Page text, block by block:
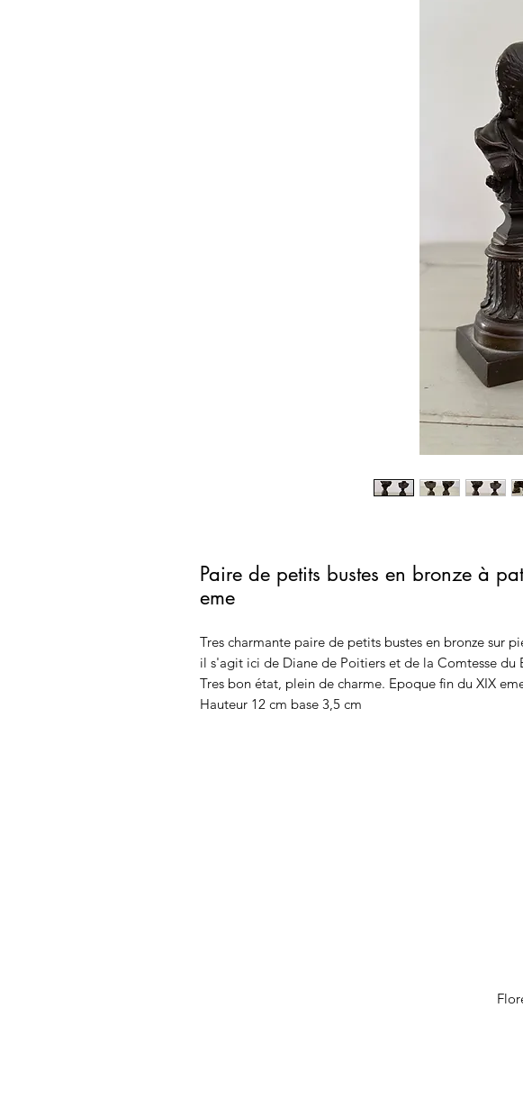
Paire de petits bustes en bronze à
eme
Tres charmante paire de petits bustes en bronze sur
il s'agit ici de Diane de Poitiers et de la Comtesse du
Tres bon état, plein de charme. Epoque fin du XIX
Hauteur 12 cm base 3,5 cm